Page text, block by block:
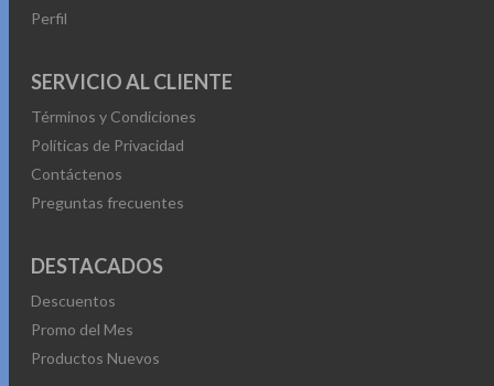
Perfil
SERVICIO AL CLIENTE
Términos y Condiciones
Políticas de Privacidad
Contáctenos
Preguntas frecuentes
DESTACADOS
Descuentos
Promo del Mes
Productos Nuevos